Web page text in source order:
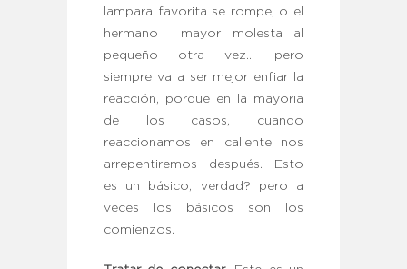
lampara favorita se rompe, o el
hermano mayor molesta al
pequeño otra vez… pero
siempre va a ser mejor enfiar la
reacción, porque en la mayoria
de los casos, cuando
reaccionamos en caliente nos
arrepentiremos después. Esto
es un básico, verdad? pero a
veces los básicos son los
comienzos.